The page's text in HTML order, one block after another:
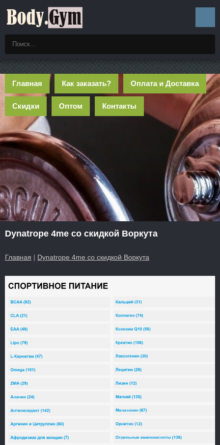
Главная Как заказать? Оплата и Доставка
Скидки Оптом Контакты
Dynatrope 4me со скидкой Воркута
Главная | Dynatrope 4me со скидкой Воркута